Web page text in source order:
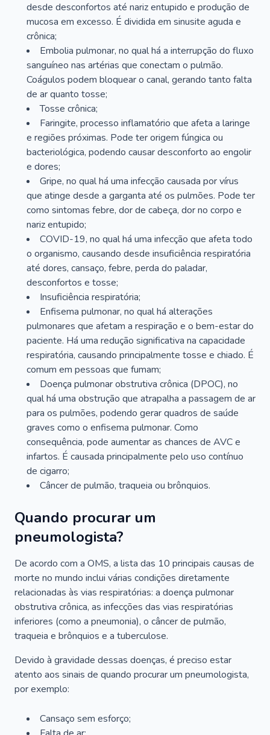
desde desconfortos até nariz entupido e produção de
mucosa em excesso. É dividida em sinusite aguda e
crônica;
Embolia pulmonar, no qual há a interrupção do fluxo
sanguíneo nas artérias que conectam o pulmão.
Coágulos podem bloquear o canal, gerando tanto falta
de ar quanto tosse;
Tosse crônica;
Faringite, processo inflamatório que afeta a laringe
e regiões próximas. Pode ter origem fúngica ou
bacteriológica, podendo causar desconforto ao engolir
e dores;
Gripe, no qual há uma infecção causada por vírus
que atinge desde a garganta até os pulmões. Pode ter
como sintomas febre, dor de cabeça, dor no corpo e
nariz entupido;
COVID-19, no qual há uma infecção que afeta todo
o organismo, causando desde insuficiência respiratória
até dores, cansaço, febre, perda do paladar,
desconfortos e tosse;
Insuficiência respiratória;
Enfisema pulmonar, no qual há alterações
pulmonares que afetam a respiração e o bem-estar do
paciente. Há uma redução significativa na capacidade
respiratória, causando principalmente tosse e chiado. É
comum em pessoas que fumam;
Doença pulmonar obstrutiva crônica (DPOC), no
qual há uma obstrução que atrapalha a passagem de ar
para os pulmões, podendo gerar quadros de saúde
graves como o enfisema pulmonar. Como
consequência, pode aumentar as chances de AVC e
infartos. É causada principalmente pelo uso contínuo
de cigarro;
Câncer de pulmão, traqueia ou brônquios.
Quando procurar um
pneumologista?
De acordo com a OMS, a lista das 10 principais causas de
morte no mundo inclui várias condições diretamente
relacionadas às vias respiratórias: a doença pulmonar
obstrutiva crônica, as infecções das vias respiratórias
inferiores (como a pneumonia), o câncer de pulmão,
traqueia e brônquios e a tuberculose.
Devido à gravidade dessas doenças, é preciso estar
atento aos sinais de quando procurar um pneumologista,
por exemplo:
Cansaço sem esforço;